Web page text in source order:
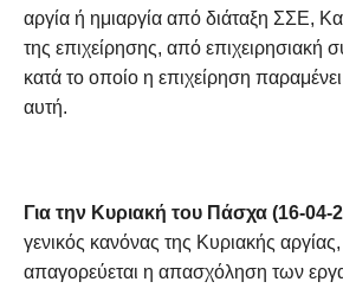
αργία ή ημιαργία από διάταξη ΣΣΕ,
της επιχείρησης, από επιχειρησιακή
κατά το οποίο η επιχείρηση
αυτή.
Για την Κυριακή του Πάσχα (16-04-
γενικός κανόνας της Κυριακής
απαγορεύεται η απασχόληση των